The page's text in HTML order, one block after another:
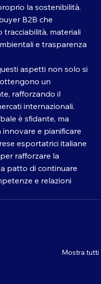
la sostenibilità.
B2B che
tracciabilità, materiali
e trasparenza
aspetti non solo si
un
rafforzando il
internazionali.
è sfidante, ma
e pianificare
esportatrici italiane
rafforzare la
patto di continuare
e relazioni
Mostra tutti